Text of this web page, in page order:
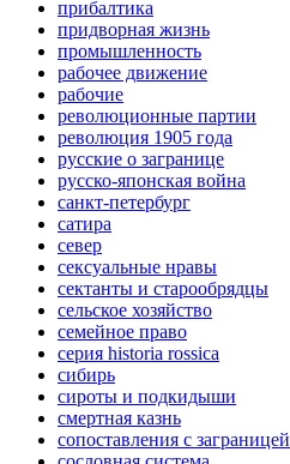
прибалтика
придворная жизнь
промышленность
рабочее движение
рабочие
революционные партии
революция 1905 года
русские о загранице
русско-японская война
санкт-петербург
сатира
север
сексуальные нравы
сектанты и старообрядцы
сельское хозяйство
семейное право
серия historia rossica
сибирь
сироты и подкидыши
смертная казнь
сопоставления с заграницей